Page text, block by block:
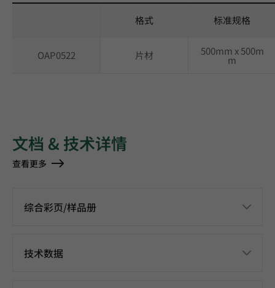
格式 标准规格
OAP0522 片材 500mm x 500m
m
文档 & 技术详情
查看更多
综合彩页/样品册
技术数据